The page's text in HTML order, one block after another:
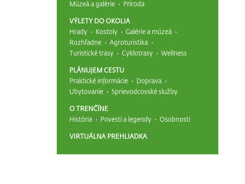
Múzeá a galérie
Príroda
VÝLETY DO OKOLIA
Hrady
Kostoly
Galérie a múzeá
Rozhľadne
Agroturistika
Turistické trasy
Cyklotrasy Wellness
PLÁNUJEM CESTU
Praktické informácie
Doprava
Ubytovanie
Sprievodcovské služby
O TRENČÍNE
História
Povesti a legendy Osobnosti
VIRTUÁLNA PREHLIADKA